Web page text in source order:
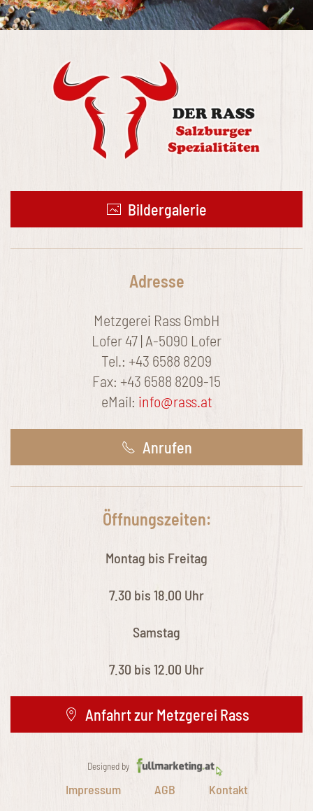
Bildergalerie
Adresse
Metzgerei Rass GmbH
Lofer 47 | A-5090 Lofer
Tel.: +43 6588 8209
Fax: +43 6588 8209-15
eMail: info@rass.at
Anrufen
Öffnungszeiten:
Montag bis Freitag
7.30 bis 18.00 Uhr
Samstag
7.30 bis 12.00 Uhr
Anfahrt zur Metzgerei Rass
Designed by
Impressum AGB Kontakt